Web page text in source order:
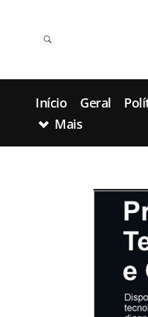
Início Geral
Mais